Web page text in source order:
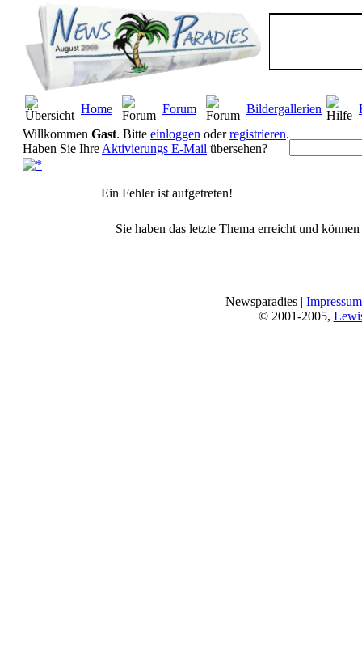
Home Forum Bildergallerien
Willkommen Gast. Bitte einloggen oderregistrieren.
Haben Sie Ihre Aktivierungs E-Mail übersehen?
Ein Fehler ist aufgetreten!
Sie haben das letzte Thema erreicht und
Newsparadies | Impressum
© 2001-2005,